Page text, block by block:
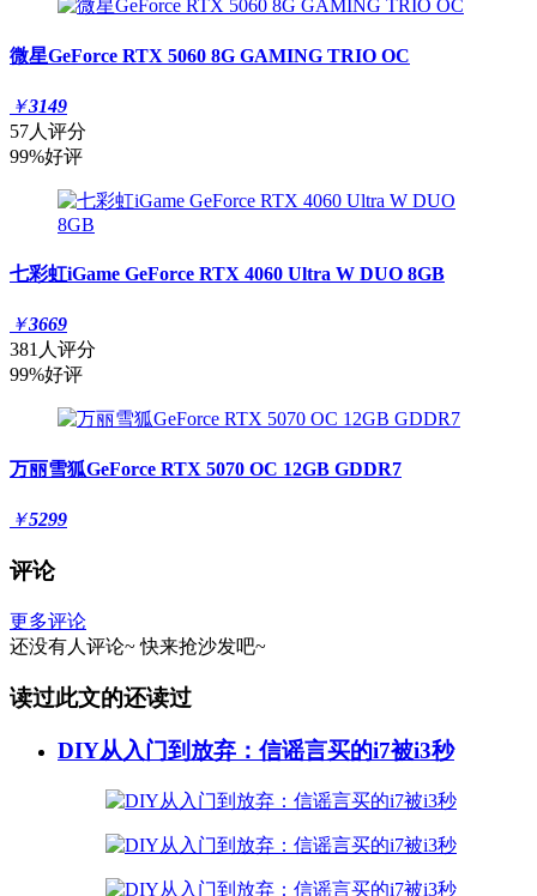
微星GeForce RTX 5060 8G GAMING TRIO OC
￥3149
57人评分
99%好评
七彩虹iGame GeForce RTX 4060 Ultra W DUO 8GB
￥3669
381人评分
99%好评
万丽雪狐GeForce RTX 5070 OC 12GB GDDR7
￥5299
评论
更多评论
还没有人评论~ 快来抢沙发吧~
读过此文的还读过
DIY从入门到放弃：信谣言买的i7被i3秒